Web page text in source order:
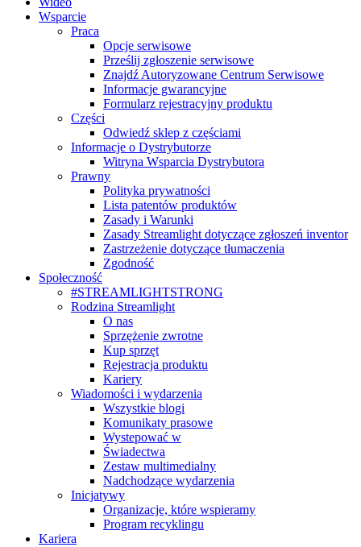
Wsparcie
Praca
Opcje serwisowe
Prześlij zgłoszenie serwisowe
Znajdź Autoryzowane Centrum Serwisowe
Informacje gwarancyjne
Formularz rejestracyjny produktu
Części
Odwiedź sklep z częściami
Informacje o Dystrybutorze
Witryna Wsparcia Dystrybutora
Prawny
Polityka prywatności
Lista patentów produktów
Zasady i Warunki
Zasady Streamlight dotyczące zgłoszeń inventor
Zastrzeżenie dotyczące tłumaczenia
Zgodność
Społeczność
#STREAMLIGHTSTRONG
Rodzina Streamlight
O nas
Sprzężenie zwrotne
Kup sprzęt
Rejestracja produktu
Kariery
Wiadomości i wydarzenia
Wszystkie blogi
Komunikaty prasowe
Wystepować w
Świadectwa
Zestaw multimedialny
Nadchodzące wydarzenia
Inicjatywy
Organizacje, które wspieramy
Program recyklingu
Kariera